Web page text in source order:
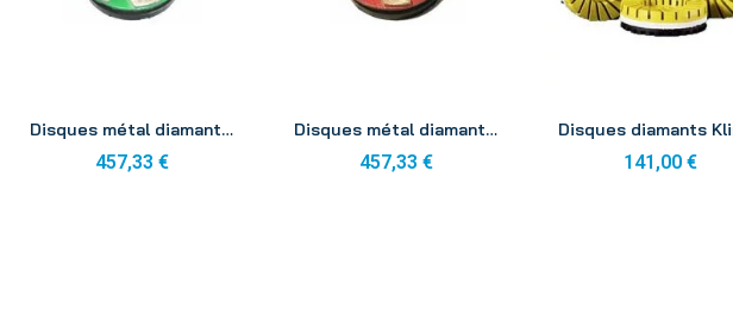
Disques métal diamants K M1 100mm (x3)
457,33 €
Disques métal diamants K M2 100mm (x3)
457,33 € 141,00 €